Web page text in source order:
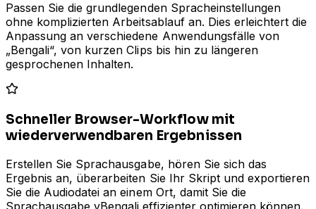
Passen Sie die grundlegenden Spracheinstellungen
ohne komplizierten Arbeitsablauf an. Dies erleichtert die
Anpassung an verschiedene Anwendungsfälle von
„Bengali“, von kurzen Clips bis hin zu längeren
gesprochenen Inhalten.
Schneller Browser-Workflow mit
wiederverwendbaren Ergebnissen
Erstellen Sie Sprachausgabe, hören Sie sich das
Ergebnis an, überarbeiten Sie Ihr Skript und exportieren
Sie die Audiodatei an einem Ort, damit Sie die
Sprachausgabe vBengali effizienter optimieren können.